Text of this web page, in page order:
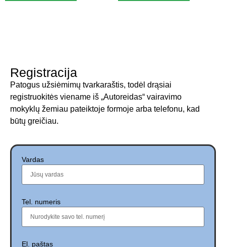
Registracija
Patogus užsiėmimų tvarkaraštis, todėl drąsiai
registruokitės viename iš „Autoreidas“ vairavimo
mokyklų žemiau pateiktoje formoje arba telefonu, kad
būtų greičiau.
Vardas
Tel. numeris
El. paštas